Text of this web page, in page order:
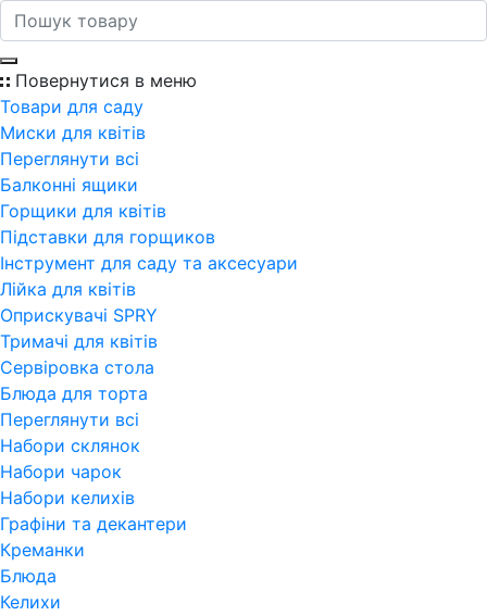
Повернутися в меню
Товари для саду
Миски для квітів
Переглянути всi
Балконні ящики
Горщики для квітів
Підставки для горщиков
Інструмент для саду та аксесуари
Лійка для квітів
Оприскувачі SPRY
Тримачі для квітів
Сервіровка стола
Блюда для торта
Переглянути всi
Набори склянок
Набори чарок
Набори келихів
Графіни та декантери
Креманки
Блюда
Келихи